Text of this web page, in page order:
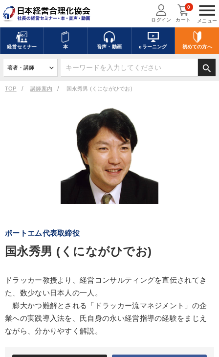
menu
メニュー
ログイン カート
0
経営セミナー 本 音声・動画 eラーニング 初めての方へ
search
TOP 講師案内 国永秀男 (くにながひでお)
ポートエム代表取締役
国永秀男 (くにながひでお)
ドラッカー教授より、経営コンサルティングを直伝されてき
た、数少ない日本人の一人。
膨大かつ難解とされる「ドラッカー流マネジメント」の企
業への実践導入法を、氏自身の永い経営指導の経験をまじえ
ながら、分かりやすく解説。